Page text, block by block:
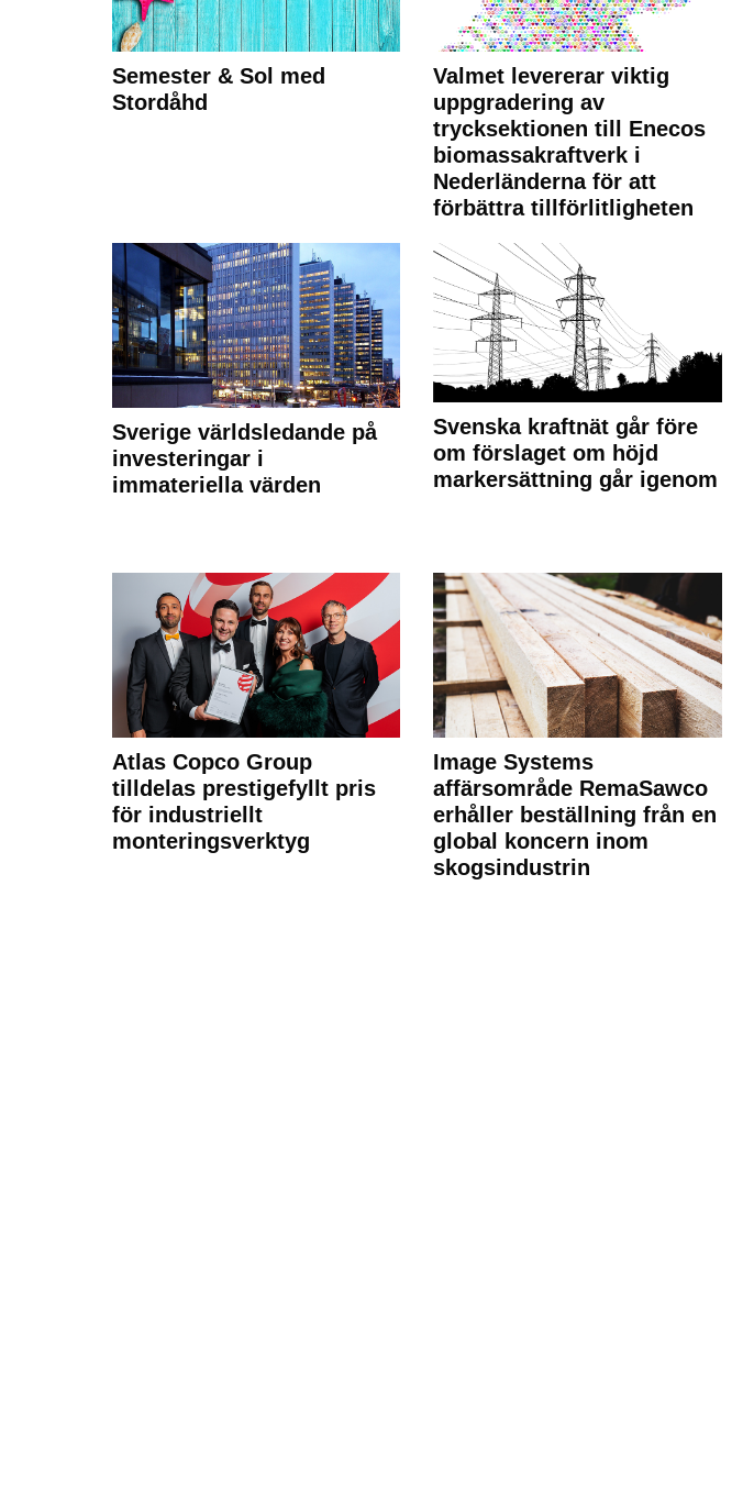
Semester & Sol med
Stordåhd
Valmet levererar viktig
uppgradering av
trycksektionen till Enecos
biomassakraftverk i
Nederländerna för att
förbättra tillförlitligheten
Sverige världsledande på
investeringar i
immateriella värden
Svenska kraftnät går före
om förslaget om höjd
markersättning går igenom
Atlas Copco Group
tilldelas prestigefyllt pris
för industriellt
monteringsverktyg
Image Systems
affärsområde RemaSawco
erhåller beställning från en
global koncern inom
skogsindustrin